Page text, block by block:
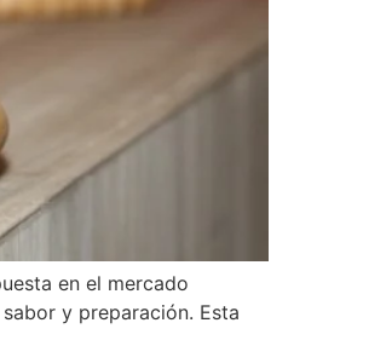
en el mercado
y preparación. Esta